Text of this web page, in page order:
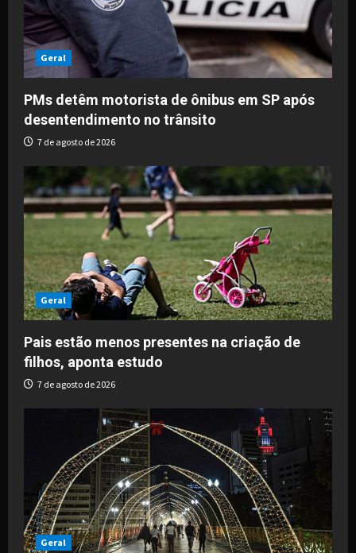
a
t
i
o
n
Geral
PMs detêm motorista de ônibus em SP após
desentendimento no trânsito
7 de agosto de 2026
Geral
Pais estão menos presentes na criação de
filhos, aponta estudo
7 de agosto de 2026
Geral